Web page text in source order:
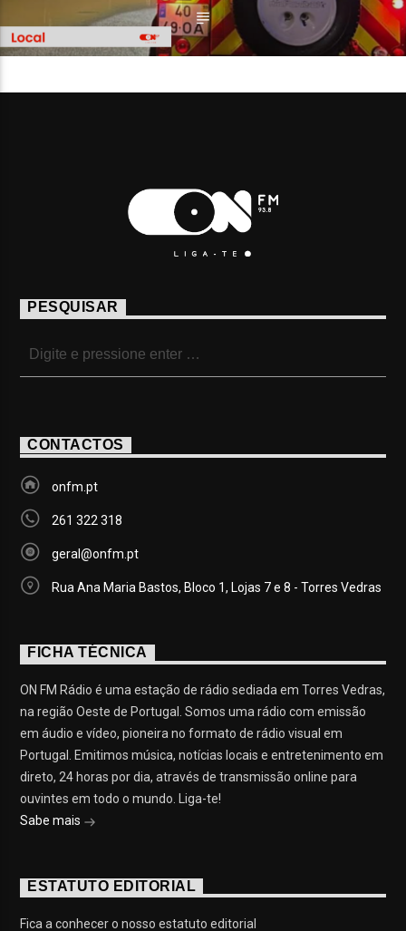
PESQUISAR
CONTACTOS
onfm.pt
261 322 318
geral@onfm.pt
Rua Ana Maria Bastos, Bloco 1, Lojas 7 e 8 - Torres Vedras
FICHA TÉCNICA
ON FM Rádio é uma estação de rádio sediada em Torres Vedras,
na região Oeste de Portugal. Somos uma rádio com emissão
em áudio e vídeo, pioneira no formato de rádio visual em
Portugal. Emitimos música, notícias locais e entretenimento em
direto, 24 horas por dia, através de transmissão online para
ouvintes em todo o mundo. Liga-te!
Sabe mais
ESTATUTO EDITORIAL
Fica a conhecer o nosso estatuto editorial